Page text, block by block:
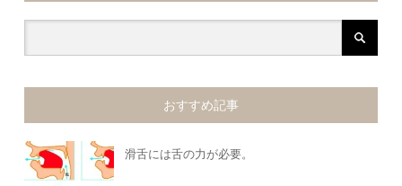
おすすめ記事
滑舌には舌の力が必要。